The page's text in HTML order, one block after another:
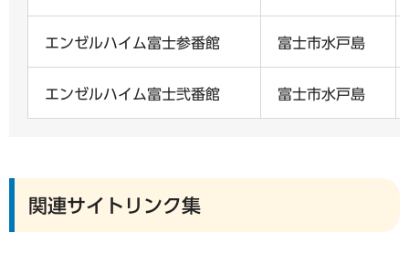
エンゼルハイム富士参番館 富士市水戸島
エンゼルハイム富士弐番館 富士市水戸島
関連サイトリンク集